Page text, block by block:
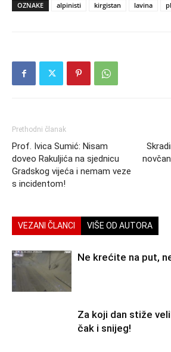
OZNAKE alpinisti kirgistan lavina
Prethodni članak
Prof. Ivica Sumić: Nisam
doveo Rakuljića na sjednicu
Gradskog vijeća i nemam veze
s incidentom!
VEZANI ČLANCI VIŠE OD AUTORA
Ne krećite na put,
Za koji dan stiže
čak i snijeg!